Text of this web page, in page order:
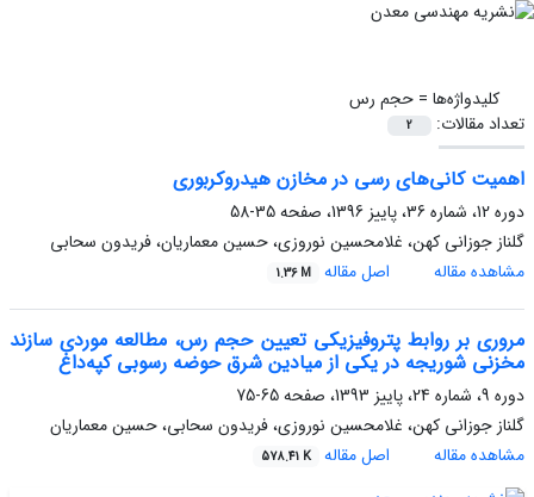
کلیدواژه‌ها =حجم رس
تعداد مقالات:
2
اهمیت کانی‌های رسی در مخازن هیدروکربوری
دوره 12، شماره 36، پاییز 1396، صفحه
35-58
گلناز جوزانی کهن، غلامحسین نوروزی، حسین معماریان، فریدون سحابی
مشاهده مقاله
اصل مقاله 1.36 M
مروری بر روابط پتروفیزیکی تعیین حجم رس، مطالعه موردی سازند
مخزنی شوریجه در یکی از میادین شرق حوضه رسوبی کپه‌داغ
دوره 9، شماره 24، پاییز 1393، صفحه
65-75
گلناز جوزانی کهن، غلامحسین نوروزی، فریدون سحابی، حسین معماریان
مشاهده مقاله
اصل مقاله 578.41 K